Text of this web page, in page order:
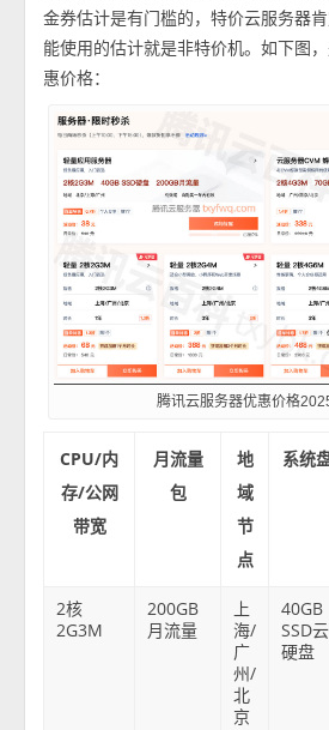
金券估计是有门槛的，特价云服务器
能使用的估计就是非特价机。如下图
惠价格：
腾讯云服务器优惠价格
CPU/内
存/公网
带宽
月流量
包
地
域
节
点
系统
2核
2G3M
200GB
月流量
上
海/
广
州/
北
京
40GB
SSD云
硬盘